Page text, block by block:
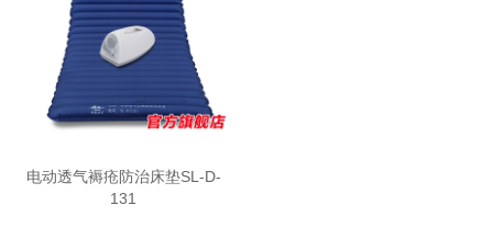
电动透气褥疮防治床垫SL-D-
131